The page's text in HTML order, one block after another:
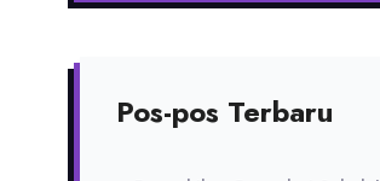
Pos-pos Terbaru